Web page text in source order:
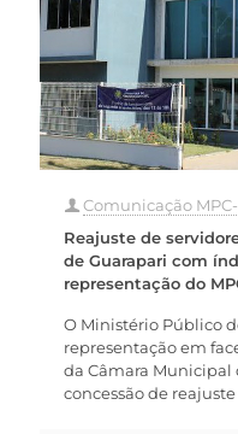
Comunicação
Reajuste de
de Guarapari com
representação do
O Ministério Público
representação em
da Câmara Municipal
concessão de reajuste